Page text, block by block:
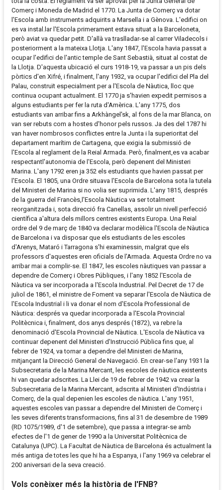
Comerç i Moneda de Madrid el 1770. La Junta de Comerç va dotar
l'Escola amb instruments adquirits a Marsella i a Gènova. L'edifici on
es va instal.lar l'Escola primerament estava situat a la Barceloneta,
però aviat va quedar petit. D'allà va traslladar-se al carrer Viladecols i
posteriorment a la mateixa Llotja. L'any 1847, l'Escola havia passat a
ocupar l'edifici de l'antic temple de Sant Sebastià, situat al costat de
la Llotja. D'aquesta ubicació el curs 1918-19, va passar a un pis dels
pòrtics d'en Xifré, i finalment, l'any 1932, va ocupar l'edifici del Pla del
Palau, construït especialment per a l'Escola de Nàutica, lloc que
continua ocupant actualment. El 1770 ja s'havien expedit permisos a
alguns estudiants per fer la ruta d'Amèrica. L'any 1775, dos
estudiants van arribar fins a Arkhàngel'sk, al fons de la mar Blanca, on
van ser rebuts com a hostes d'honor pels russos. Ja des del 1787 hi
van haver nombrosos conflictes entre la Junta i la superioritat del
departament marítim de Cartagena, que exigia la submissió de
l'Escola al reglament de la Reial Armada. Però, finalment,es va acabar
respectantl'autonomia de l'Escola, però depenent del Ministeri
Marina. L'any 1792 eren ja 352 els estudiants que havien passat per
l'Escola. El 1805, una Ordre situava l'Escola de Barcelona sota la tutela
del Ministeri de Marina si no volia ser suprimida. L'any 1815, després
de la guerra del Francès,l'Escola Nàutica va ser totalment
reorganitzada i, sota direcció fra Canellas, assolir un nivell perfecció
científica a'altura dels millors centres existents Europa. Una Reial
ordre del 9 de març de 1840 va declarar modèlica l'Escola de Nàutica
de Barcelona i va disposar que els estudiants de les escoles
d'Arenys, Mataró i Tarragona s'hi examinessin, malgrat que els
professors d'aquestes eren oficials de l'Armada. Aquesta Ordre no va
arribar mai a complir-se. El 1847, les escoles nàutiques van passar a
dependre de Comerç i Obres Públiques, i l'any 1852 l'Escola de
Nàutica va ser incorporada a l'Escola Industrial. Pel Decret de 17 de
juliol de 1861, el ministre de Foment va separar l'Escola de Nàutica de
l'Escola Industrial i li va donar el nom d'Escola Professional de
Nàutica: després va quedar incorporada a l'Escola Provincial
Politècnica i, finalment, dos anys després (1872), va rebre la
denominació d'Escola Provincial de Nàutica. L'Escola de Nàutica va
continuar depenent del Ministeri d'Instrucció Pública fins que, al
febrer de 1924, va tornar a dependre del Ministeri de Marina,
mitjançant la Direcció General de Navegació. En crear-se l'any 1931 la
Subsecretaria de la Marina Mercant, les escoles de nàutica existents
hi van quedar adscrites. La Llei de 19 de febrer de 1942 va crear la
Subsecretaria de la Marina Mercant, adscrita al Ministeri d'Indústria i
Comerç, de la qual depenien les escoles de nàutica. L'any 1951,
aquestes escoles van passar a dependre del Ministeri de Comerç i
les seves diferents transformacions, fins al 31 de desembre de 1989
(RD 1075/1989, d'1 de setembre), que passa a integrar-se amb
efectes de l'1 de gener de 1990 a la Universitat Politècnica de
Catalunya (UPC). La Facultat de Nàutica de Barcelona és actualment la
més antiga de totes les que hi ha a Espanya, i l'any 1969 va celebrar el
200 aniversari de la seva creació.
Vols conèixer més la història de l'FNB?